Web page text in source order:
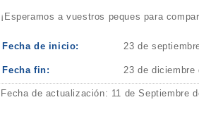
¡Esperamos a vuestros peques para
Fecha de inicio: 23 de
Fecha fin: 23 de diciembre
Fecha de actualización: 11 de Septiembre